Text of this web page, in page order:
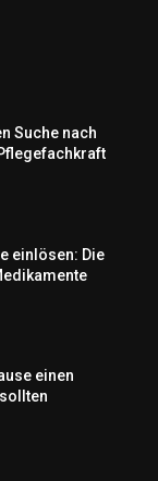
Suche nach
einlösen: Die
einen